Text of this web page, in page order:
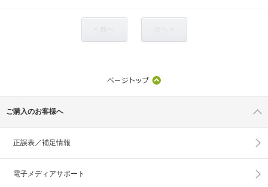
ご購入のお客様へ
正誤表／補足情報
電子メディアサポート